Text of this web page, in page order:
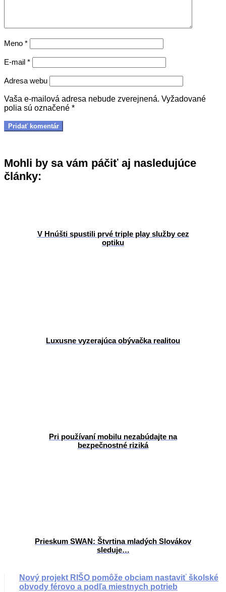
Meno *
E-mail *
Adresa webu
Vaša e-mailová adresa nebude zverejnená. Vyžadované
polia sú označené *
Mohli by sa vám páčiť aj nasledujúce
články:
V Hnúšti spustili prvé triple play služby cez
optiku
Luxusne vyzerajúca obývačka realitou
Pri používaní mobilu nezabúdajte na
bezpečnostné riziká
Prieskum SWAN: Štvrtina mladých Slovákov
sleduje…
Nový projekt RIŠO pomôže obciam nastaviť školské
obvody férovo a podľa miestnych potrieb